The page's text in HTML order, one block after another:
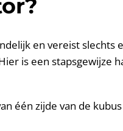
en vereist slechts
is een stapsgewijze
één zijde van de